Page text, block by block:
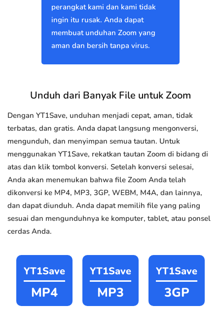
perangkat kami dan kami tidak
ingin itu rusak. Anda dapat
membuat unduhan Zoom yang
aman dan bersih tanpa virus.
Unduh dari Banyak File untuk Zoom
Dengan YT1Save, unduhan menjadi cepat, aman, tidak
terbatas, dan gratis. Anda dapat langsung mengonversi,
mengunduh, dan menyimpan semua tautan. Untuk
menggunakan YT1Save, rekatkan tautan Zoom di bidang di
atas dan klik tombol konversi. Setelah konversi selesai,
Anda akan menemukan bahwa file Zoom Anda telah
dikonversi ke MP4, MP3, 3GP, WEBM, M4A, dan lainnya,
dan dapat diunduh. Anda dapat memilih file yang paling
sesuai dan mengunduhnya ke komputer, tablet, atau ponsel
cerdas Anda.
YT1Save
MP4
YT1Save
MP3
YT1Save
3GP